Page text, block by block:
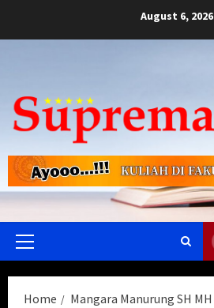
August 6, 2026
Primary
Home Mangara Manurung SH MH